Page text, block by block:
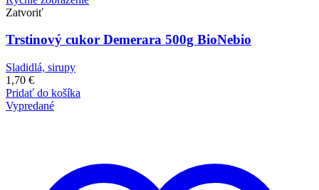
Zatvoriť
Trstinový cukor Demerara 500g BioNebio
Sladidlá, sirupy
1,70 €
Pridať do košíka
Vypredané